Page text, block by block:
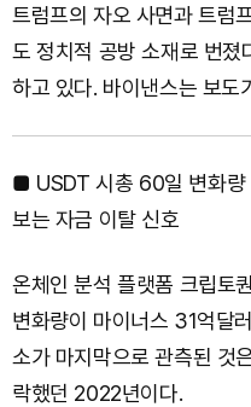
트럼프의 자오 사면과 트럼
도 정치적 공방 소재로 번졌
하고 있다. 바이낸스는 보도
■ USDT 시총 60일 변화
보는 자금 이탈 신호
온체인 분석 플랫폼 크립토
변화량이 마이너스 31억달
소가 마지막으로 관측된 것
락했던 2022년이다.